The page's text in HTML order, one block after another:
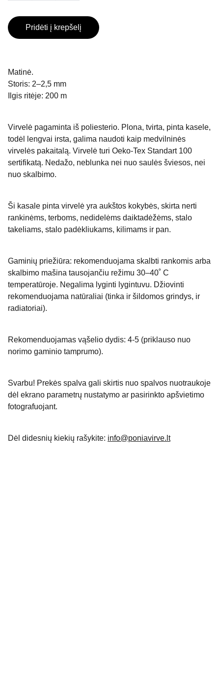
Pridėti į krepšelį
Matinė.
Storis: 2–2,5 mm
Ilgis ritėje: 200 m
Virvelė pagaminta iš poliesterio. Plona, tvirta, pinta kasele,
todėl lengvai irsta, galima naudoti kaip medvilninės
virvelės pakaitalą. Virvelė turi Oeko-Tex Standart 100
sertifikatą. Nedažo, neblunka nei nuo saulės šviesos, nei
nuo skalbimo.
Ši kasale pinta virvelė yra aukštos kokybės, skirta nerti
rankinėms, terboms, nedidelėms daiktadėžėms, stalo
takeliams, stalo padėkliukams, kilimams ir pan.
Gaminių priežiūra: rekomenduojama skalbti rankomis arba
skalbimo mašina tausojančiu režimu 30–40˚ C
temperatūroje. Negalima lyginti lygintuvu. Džiovinti
rekomenduojama natūraliai (tinka ir šildomos grindys, ir
radiatoriai).
Rekomenduojamas vąšelio dydis: 4-5 (priklauso nuo
norimo gaminio tamprumo).
Svarbu! Prekės spalva gali skirtis nuo spalvos nuotraukoje
dėl ekrano parametrų nustatymo ar pasirinkto apšvietimo
fotografuojant.
Dėl didesnių kiekių rašykite: info@poniavirve.lt